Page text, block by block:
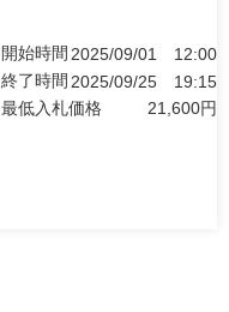
開始時間 2025/09/01
12:00
終了時間 2025/09/25
19:15
最低入札価格
21,600円